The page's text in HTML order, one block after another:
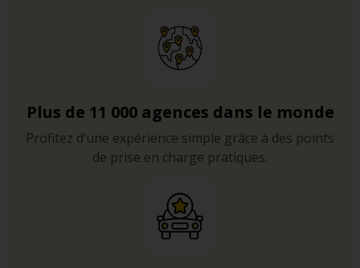
Plus de 11 000 agences dans le monde
Profitez d’une expérience simple grâce à des points
de prise en charge pratiques.